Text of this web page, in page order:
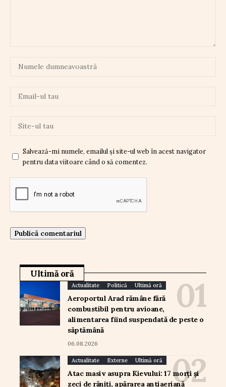
Salvează-mi numele, emailul și site-ul web în acest navigator
pentru data viitoare când o să comentez.
Ultimă oră
Actualitate Politică Ultimă oră
Aeroportul Arad rămâne fără
combustibil pentru avioane,
alimentarea fiind suspendată de peste o
săptămână
06.08.2026
Actualitate Externe Ultimă oră
Atac masiv asupra Kievului: 17 morți și
zeci de răniți, apărarea antiaeriană